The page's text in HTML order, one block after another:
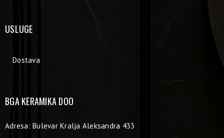
USLUGE
Dostava
BGA KERAMIKA DOO
Adresa: Bulevar Kralja Aleksandra 433